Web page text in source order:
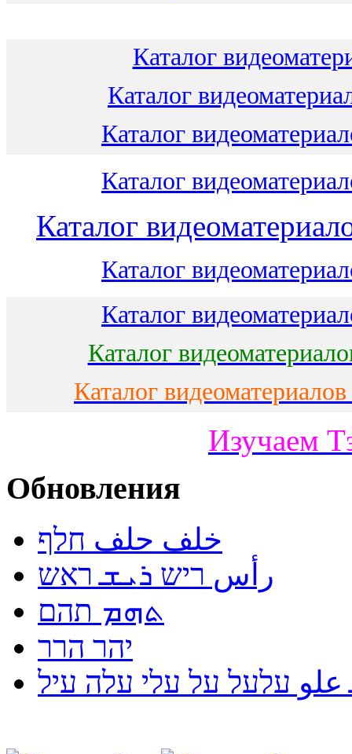
Каталог
Каталог
Каталог
Каталог
Каталог
Каталог
Каталог
Каталог
Каталог
Изучаем
Обновления
خلف حلف חלף
رأس ריש ܪܝܫ ראש
ܬܗܡ תהם
יהר הרר
עלעל על עלי עלה עיל